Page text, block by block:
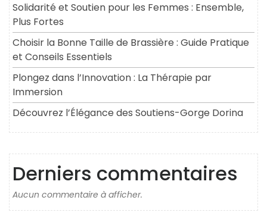
Solidarité et Soutien pour les Femmes : Ensemble,
Plus Fortes
Choisir la Bonne Taille de Brassière : Guide Pratique
et Conseils Essentiels
Plongez dans l’Innovation : La Thérapie par
Immersion
Découvrez l’Élégance des Soutiens-Gorge Dorina
Derniers commentaires
Aucun commentaire à afficher.